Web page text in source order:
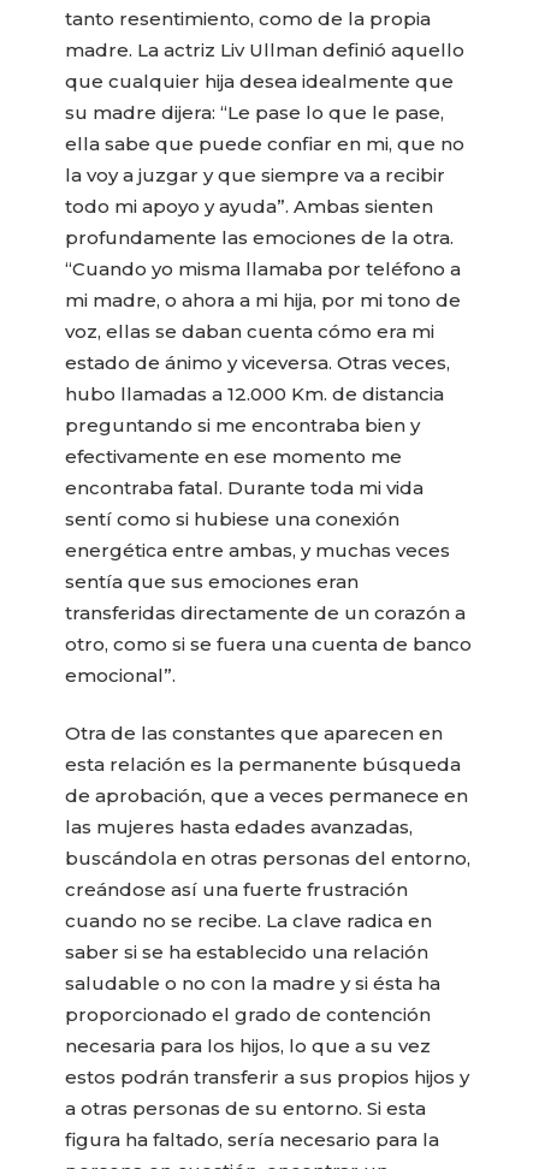
tanto resentimiento, como de la propia
madre. La actriz Liv Ullman definió aquello
que cualquier hija desea idealmente que
su madre dijera: “Le pase lo que le pase,
ella sabe que puede confiar en mi, que no
la voy a juzgar y que siempre va a recibir
todo mi apoyo y ayuda”. Ambas sienten
profundamente las emociones de la otra.
“Cuando yo misma llamaba por teléfono a
mi madre, o ahora a mi hija, por mi tono de
voz, ellas se daban cuenta cómo era mi
estado de ánimo y viceversa. Otras veces,
hubo llamadas a 12.000 Km. de distancia
preguntando si me encontraba bien y
efectivamente en ese momento me
encontraba fatal. Durante toda mi vida
sentí como si hubiese una conexión
energética entre ambas, y muchas veces
sentía que sus emociones eran
transferidas directamente de un corazón a
otro, como si se fuera una cuenta de banco
emocional”.
Otra de las constantes que aparecen en
esta relación es la permanente búsqueda
de aprobación, que a veces permanece en
las mujeres hasta edades avanzadas,
buscándola en otras personas del entorno,
creándose así una fuerte frustración
cuando no se recibe. La clave radica en
saber si se ha establecido una relación
saludable o no con la madre y si ésta ha
proporcionado el grado de contención
necesaria para los hijos, lo que a su vez
estos podrán transferir a sus propios hijos y
a otras personas de su entorno. Si esta
figura ha faltado, sería necesario para la